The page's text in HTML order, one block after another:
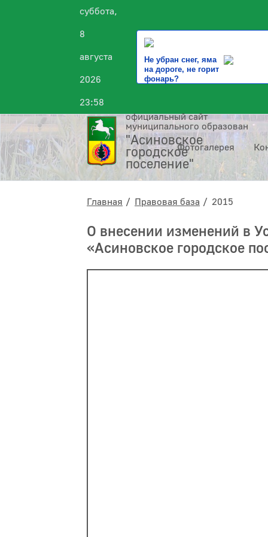
суббота,
8
августа
2026
23:58
Не убран снег, яма
на дороге, не горит
фонарь?
официальный сайт
муниципального образования
"Асиновское
городское
поселение"
Фотогалерея
Главная Правовая база 2015
О внесении изменений в
«Асиновское городское